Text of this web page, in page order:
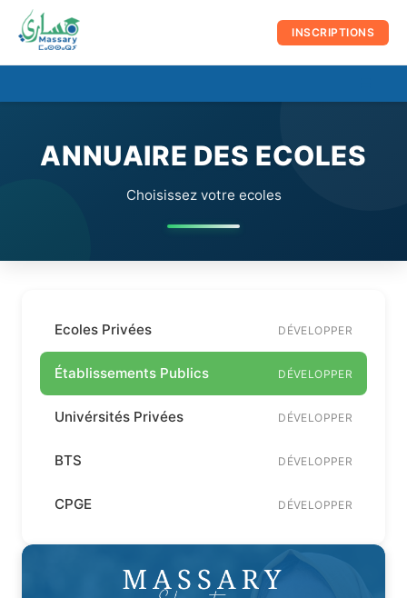
contenu
INSCRIPTIONS
ANNUAIRE DES ECOLES
Choisissez votre ecoles
Ecoles Privées DÉVELOPPER
Établissements Publics DÉVELOPPER
Univérsités Privées DÉVELOPPER
BTS DÉVELOPPER
CPGE DÉVELOPPER